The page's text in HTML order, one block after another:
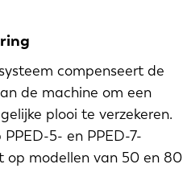
compenseert de
de machine om een
plooi te verzekeren.
5- en PPED-7-
op modellen van 50 en 80